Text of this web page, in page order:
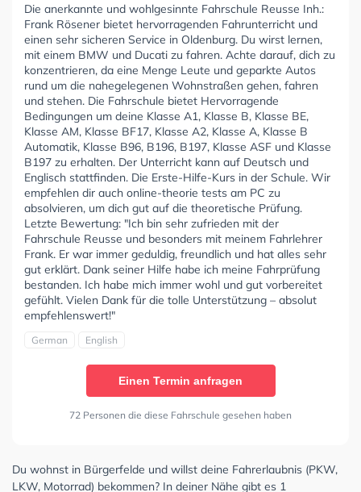
Die anerkannte und wohlgesinnte Fahrschule Reusse Inh.:
Frank Rösener bietet hervorragenden Fahrunterricht und
einen sehr sicheren Service in Oldenburg. Du wirst lernen,
mit einem BMW und Ducati zu fahren. Achte darauf, dich zu
konzentrieren, da eine Menge Leute und geparkte Autos
rund um die nahegelegenen Wohnstraßen gehen, fahren
und stehen. Die Fahrschule bietet Hervorragende
Bedingungen um deine Klasse A1, Klasse B, Klasse BE,
Klasse AM, Klasse BF17, Klasse A2, Klasse A, Klasse B
Automatik, Klasse B96, B196, B197, Klasse ASF und Klasse
B197 zu erhalten. Der Unterricht kann auf Deutsch und
Englisch stattfinden. Die Erste-Hilfe-Kurs in der Schule. Wir
empfehlen dir auch online-theorie tests am PC zu
absolvieren, um dich gut auf die theoretische Prüfung.
Letzte Bewertung: "Ich bin sehr zufrieden mit der
Fahrschule Reusse und besonders mit meinem Fahrlehrer
Frank. Er war immer geduldig, freundlich und hat alles sehr
gut erklärt. Dank seiner Hilfe habe ich meine Fahrprüfung
bestanden. Ich habe mich immer wohl und gut vorbereitet
gefühlt. Vielen Dank für die tolle Unterstützung – absolut
empfehlenswert!"
German English
Einen Termin anfragen
72 Personen die diese Fahrschule gesehen haben
Du wohnst in Bürgerfelde und willst deine Fahrerlaubnis (PKW,
LKW, Motorrad) bekommen? In deiner Nähe gibt es 1